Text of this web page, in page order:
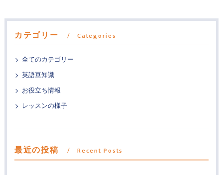
カテゴリー Categories
全てのカテゴリー
英語豆知識
お役立ち情報
レッスンの様子
最近の投稿 Recent Posts